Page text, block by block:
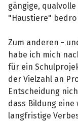
gängige,
"Haustiere"
Zum anderen -
habe ich mich
für ein
der Vielzahl an
Entscheidung
dass Bildung
langfristige